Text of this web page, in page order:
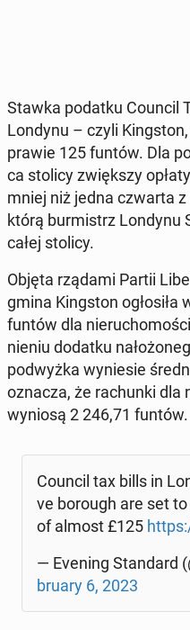
Stawka podatku Council
Londynu – czyli
prawie 125 funtów. Dla
ca stolicy zwięk­szy
mniej niż jedna czwarta
którą bur­mistrz Londynu
całej stolicy.
Objęta rządami Partii
gmina King­ston ogło­si­ła
funtów dla
nie­niu dodatku
pod­wyż­ka wy­nie­sie
oznacza, że ra­chun­ki dla
wyniosą 2 246,71 funtów.
Council tax bills in
ve borough are set
of almost £125
— Evening Stan­dard
bru­ary 6, 2023